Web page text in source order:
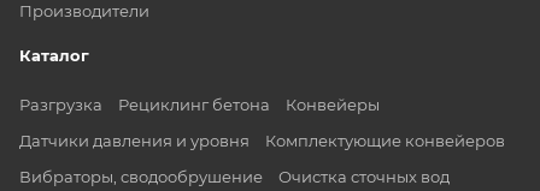
Производители
Каталог
Разгрузка Рециклинг бетона
Конвейеры
Датчики давления и уровня
Комплектующие конвейеров
Вибраторы, сводообрушение
Очистка сточных вод